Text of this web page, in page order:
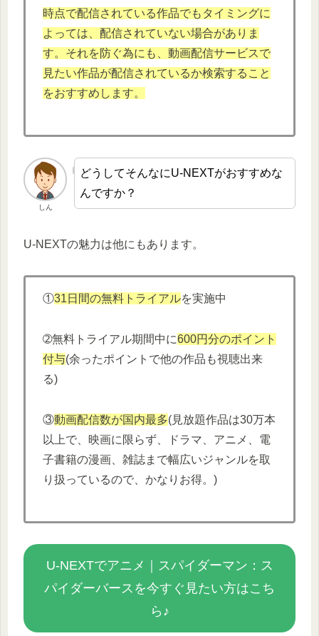
時点で配信されている作品でもタイミングに
よっては、配信されていない場合がありま
す。それを防ぐ為にも、動画配信サービスで
見たい作品が配信されているか検索すること
をおすすめします。
しん
どうしてそんなにU-NEXTがおすすめな
んですか？
U-NEXTの魅力は他にもあります。
①31日間の無料トライアルを実施中
➁無料トライアル期間中に600円分のポイント
付与(余ったポイントで他の作品も視聴出来
る)
③動画配信数が国内最多(見放題作品は30万本
以上で、映画に限らず、ドラマ、アニメ、電
子書籍の漫画、雑誌まで幅広いジャンルを取
り扱っているので、かなりお得。)
U-NEXTでアニメ｜スパイダーマン：ス
パイダーバースを今すぐ見たい方はこち
ら♪